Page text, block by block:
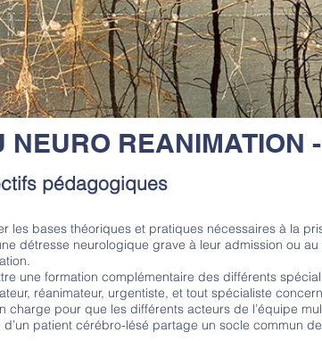
NEURO REANIMATION
pédagogiques
les bases théoriques et pratiques nécessaires à la
détresse neurologique grave à leur admission ou
une formation complémentaire des différents
réanimateur, urgentiste, et tout spécialiste
charge pour que les différents acteurs de l’équipe
patient cérébro-lésé partage un socle commun